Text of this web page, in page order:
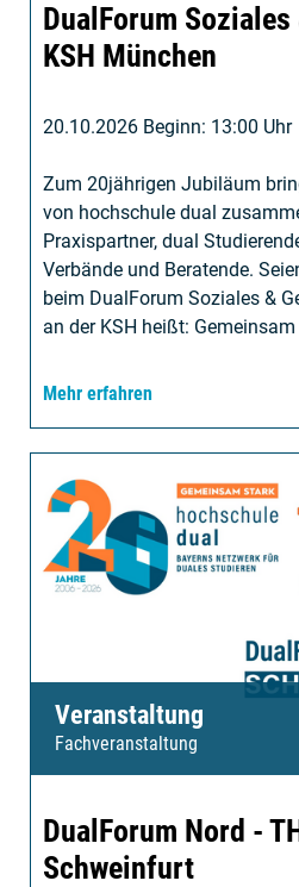
DualForum
KSH München
20.10.2026 Beginn: 13:00 Uhr
Zum 20jährigen Jubiläum
von hochschule dual
Praxispartner, dual
Verbände und Beratende.
beim DualForum Soziales &
an der KSH heißt:
Mehr erfahren
Veranstaltung
Fachveranstaltung
DualForum Nord -
Schweinfurt